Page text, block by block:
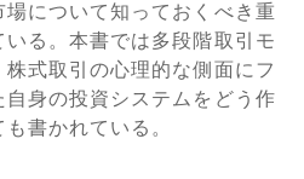
について知っておくべき重
る。本書では多段階取引モ
式取引の心理的な側面にフ
自身の投資システムをどう作
書かれている。